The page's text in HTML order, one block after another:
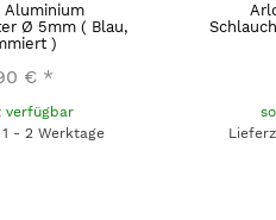
Aluminium
Ø 5mm ( Blau,
)
€ *
verfügbar
- 2 Werktage